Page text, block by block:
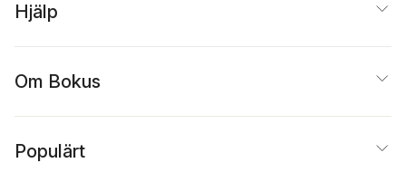
Hjälp
Om Bokus
Populärt